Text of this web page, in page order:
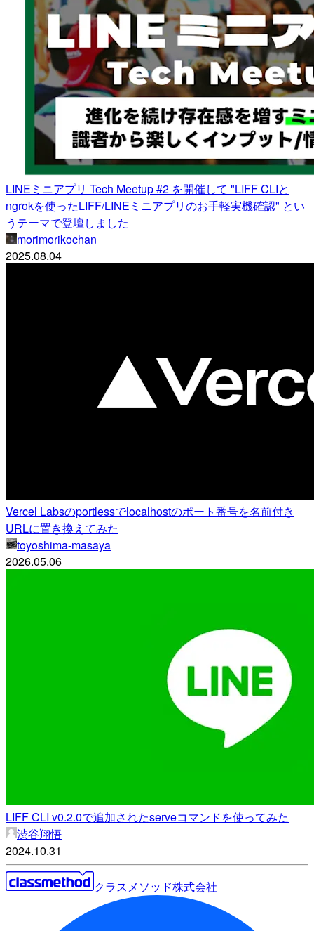
LINEミニアプリ Tech Meetup #2 を開催して "LIFF CLIと
ngrokを使ったLIFF/LINEミニアプリのお手軽実機確認" とい
うテーマで登壇しました
morimorikochan
2025.08.04
Vercel Labsのportlessでlocalhostのポート番号を名前付き
URLに置き換えてみた
toyoshima-masaya
2026.05.06
LIFF CLI v0.2.0で追加されたserveコマンドを使ってみた
渋谷翔悟
2024.10.31
クラスメソッド株式会社